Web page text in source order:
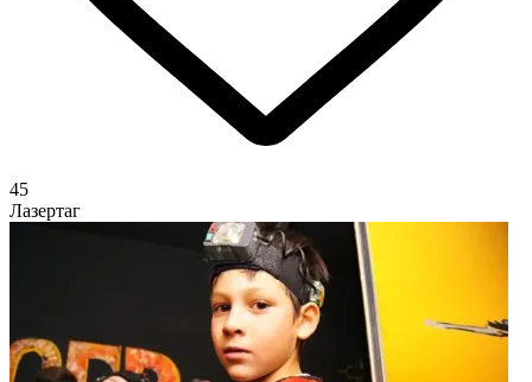
45
Лазертаг